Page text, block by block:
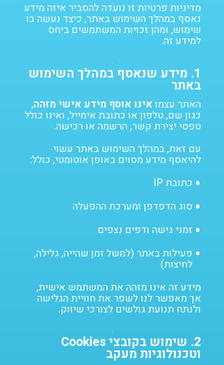
מדיניות פרטיות זו נועדה להסביר איזה מידע
נאסף במהלך השימוש באתר, כיצד נעשה בו
שימוש, ומהן זכויות המשתמשים ביחס
למידע זה.
1. מידע שנאסף במהלך השימוש
באתר
האתר עצמו אינו אוסף מידע אישי מזהה,
כגון שם, טלפון או כתובת אימייל, ואינו כולל
טפסי יצירת קשר, הרשמה או רכישה.
עם זאת, במהלך השימוש באתר עשוי
להיאסף מידע מסוים באופן אוטומטי, כולל:
כתובת IP
סוג הדפדפן ומערכת ההפעלה
זמני גישה ודפים נצפים
פעילות באתר (למשל זמן שהייה, גלילה,
לחיצות)
מידע זה אינו מזהה את המשתמש אישית,
אך מאפשר לנו לשפר את חוויית הגלישה
ולנתח תנועת גולשים לצורכי שיווק.
2. שימוש בקובצי Cookies
וטכנולוגיות מעקב